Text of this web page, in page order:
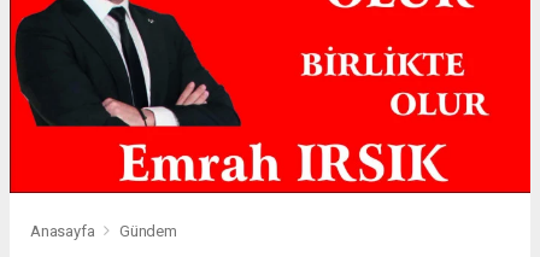
Anasayfa Gündem